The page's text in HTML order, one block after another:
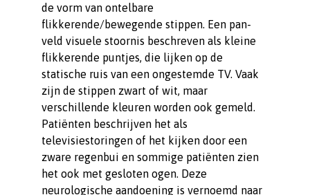
de vorm van ontelbare
flikkerende/bewegende stippen. Een pan-
veld visuele stoornis beschreven als kleine
flikkerende puntjes, die lijken op de
statische ruis van een ongestemde TV. Vaak
zijn de stippen zwart of wit, maar
verschillende kleuren worden ook gemeld.
Patiënten beschrijven het als
televisiestoringen of het kijken door een
zware regenbui en sommige patiënten zien
het ook met gesloten ogen. Deze
neurologische aandoening is vernoemd naar